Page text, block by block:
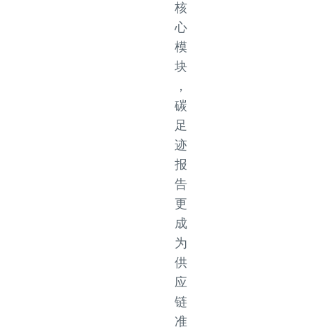
核
心
模
块
，
碳
足
迹
报
告
更
成
为
供
应
链
准